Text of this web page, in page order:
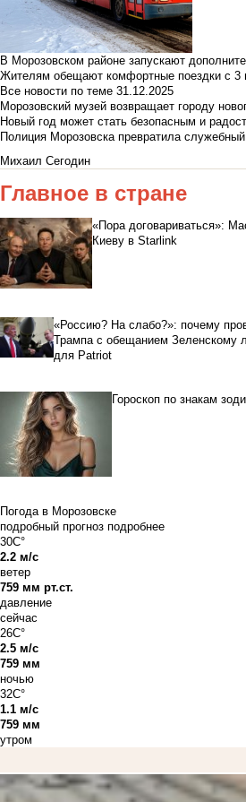
В Морозовском районе запускают
Жителям обещают комфортные поездки с 3
Все новости по теме 31.12.2025
Морозовский музей возвращает городу
Новый год может стать безопасным и
Полиция Морозовска превратила
Михаил Сегодин
Главное в стране
«Пора договариваться»:
Киеву в Starlink
«Россию? На слабо?»: почему
Трампа с обещанием Зеленскому
для Patriot
Гороскоп по знакам
Погода в Морозовске
подробный прогноз подробнее
30C°
2.2 м/с
ветер
759 мм рт.ст.
давление
сейчас
26C°
2.5 м/с
759 мм
ночью
32C°
1.1 м/с
759 мм
утром